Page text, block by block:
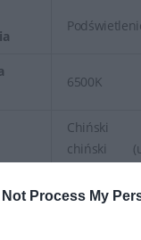
Not Process My
6500K
Chiński
chiński